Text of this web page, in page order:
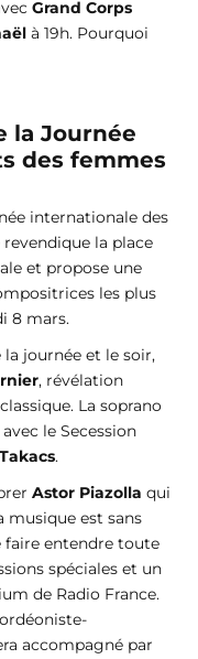
Grand Corps
à 19h. Pourquoi
la Journée
des femmes
internationale des
la place
et propose une
les plus
8 mars.
journée et le soir,
, révélation
La soprano
le Secession
.
Astor Piazolla qui
musique est sans
faire entendre toute
spéciales et un
de Radio France.
accompagné par